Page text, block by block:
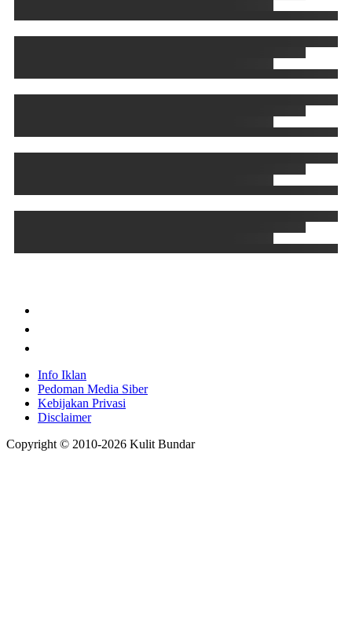
Info Iklan
Pedoman Media Siber
Kebijakan Privasi
Disclaimer
Copyright © 2010-2026 Kulit Bundar